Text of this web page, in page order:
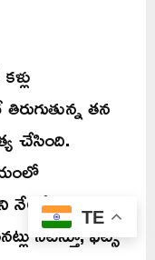
తన
చేసింది.
నేలకేసి కొట్టి
నటిస్తూ, ఫిట్స్
TE